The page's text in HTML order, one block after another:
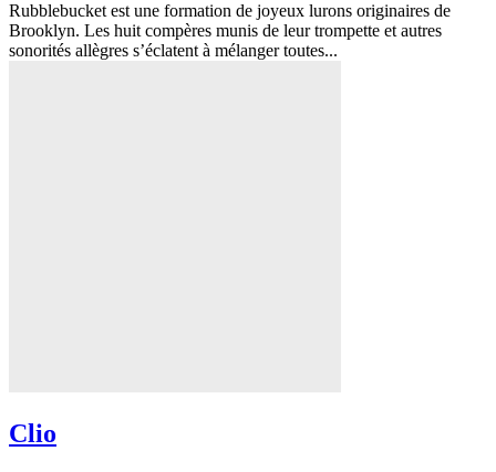
Rubblebucket est une formation de joyeux lurons originaires de
Brooklyn. Les huit compères munis de leur trompette et autres
sonorités allègres s’éclatent à mélanger toutes...
Clio